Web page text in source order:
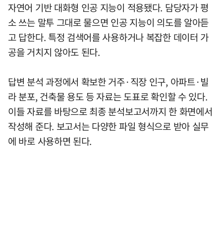
자연어 기반 대화형 인공 지능이 적용됐다. 담당자가 평
소 쓰는 말투 그대로 물으면 인공 지능이 의도를 알아듣
고 답한다. 특정 검색어를 사용하거나 복잡한 데이터 가
공을 거치지 않아도 된다.
답변 분석 과정에서 확보한 거주·직장 인구, 아파트·빌
라 분포, 건축물 용도 등 자료는 도표로 확인할 수 있다.
이들 자료를 바탕으로 최종 분석보고서까지 한 화면에서
작성해 준다. 보고서는 다양한 파일 형식으로 받아 실무
에 바로 사용하면 된다.